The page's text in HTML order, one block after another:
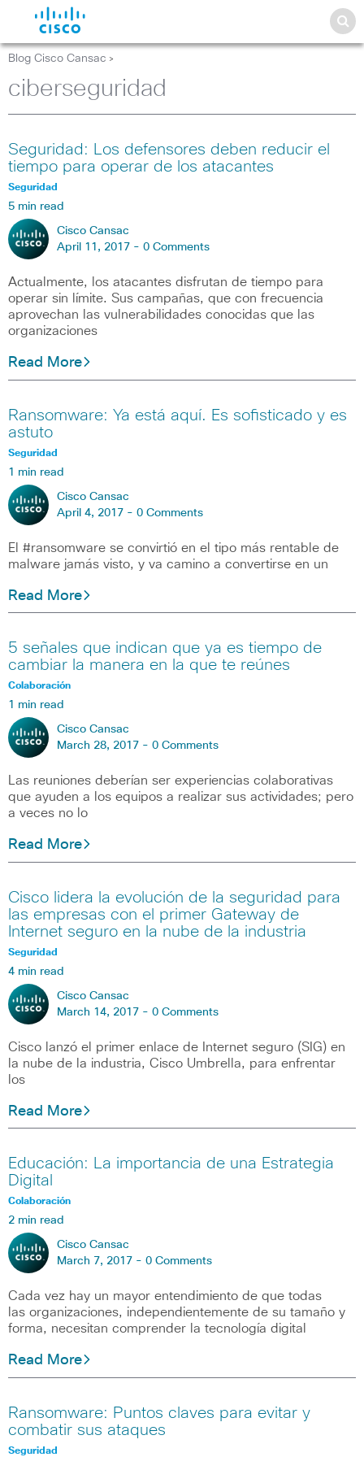
Blog Cisco Cansac >
ciberseguridad
Seguridad: Los defensores deben reducir el
tiempo para operar de los atacantes
Seguridad
5 min read
Cisco Cansac
April 11, 2017 - 0 Comments
Actualmente, los atacantes disfrutan de tiempo para
operar sin límite. Sus campañas, que con frecuencia
aprovechan las vulnerabilidades conocidas que las
organizaciones
Read More
Ransomware: Ya está aquí. Es sofisticado y es
astuto
Seguridad
1 min read
Cisco Cansac
April 4, 2017 - 0 Comments
El #ransomware se convirtió en el tipo más rentable de
malware jamás visto, y va camino a convertirse en un
Read More
5 señales que indican que ya es tiempo de
cambiar la manera en la que te reúnes
Colaboración
1 min read
Cisco Cansac
March 28, 2017 - 0 Comments
Las reuniones deberían ser experiencias colaborativas
que ayuden a los equipos a realizar sus actividades; pero
a veces no lo
Read More
Cisco lidera la evolución de la seguridad para
las empresas con el primer Gateway de
Internet seguro en la nube de la industria
Seguridad
4 min read
Cisco Cansac
March 14, 2017 - 0 Comments
Cisco lanzó el primer enlace de Internet seguro (SIG) en
la nube de la industria, Cisco Umbrella, para enfrentar
los
Read More
Educación: La importancia de una Estrategia
Digital
Colaboración
2 min read
Cisco Cansac
March 7, 2017 - 0 Comments
Cada vez hay un mayor entendimiento de que todas
las organizaciones, independientemente de su tamaño y
forma, necesitan comprender la tecnología digital
Read More
Ransomware: Puntos claves para evitar y
combatir sus ataques
Seguridad